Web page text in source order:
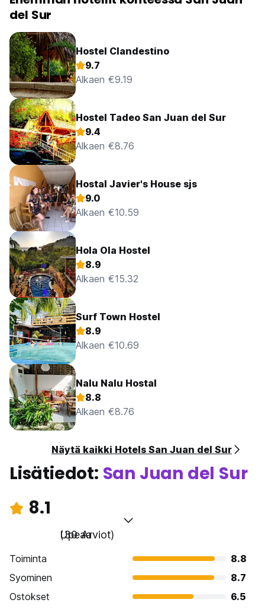
del Sur
Hostel Clandestino
9.7
Alkaen €9.19
Hostel Tadeo San Juan del Sur
9.4
Alkaen €8.76
Hostal Javier's House sjs
9.0
Alkaen €10.59
Hola Ola Hostel
8.9
Alkaen €15.32
Surf Town Hostel
8.9
Alkaen €10.69
Nalu Nalu Hostal
8.8
Alkaen €8.76
Näytä kaikki Hotels San Juan del Sur
Lisätiedot: San Juan del Sur
8.1
Upeaa
(30 Arviot)
Toiminta
8.8
Syominen
8.7
Ostokset
6.5